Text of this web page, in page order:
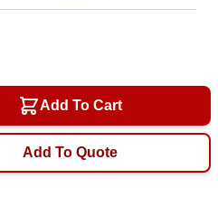
Add To Cart
Add To Quote